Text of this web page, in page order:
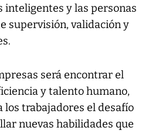
inteligentes y las personas
supervisión, validación y
será encontrar el
y talento humano,
los trabajadores el desafío
nuevas habilidades que